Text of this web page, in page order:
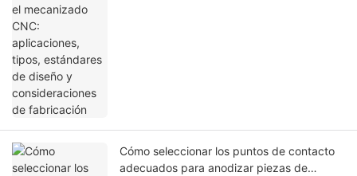
Cómo seleccionar los puntos de contacto
adecuados para anodizar piezas de